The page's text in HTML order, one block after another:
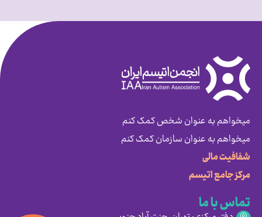
میخواهم به عنوان شخص کمک کنم
میخواهم به عنوان سازمان کمک کنم
شفافیت مالی
مرکز جامع اتیسم
تماس با ما